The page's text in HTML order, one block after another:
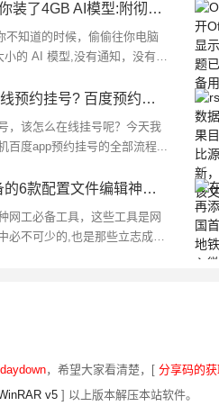
Chrome偷偷给你装了4GB AI模型:附彻底删除教程
不知道的时候，偷偷往你电脑
小的 AI 模型,没有通知，没有弹
百度app怎么在线预约挂号? 百度预约挂号就诊的图文教程
，该怎么在线挂号呢？今天我
百度app预约挂号的全部流程...
网络工程师必备的6款配置文件编辑神器:替代Notepad++!
网工必备工具，这些工具是网
必不可少的,也是那些立志成为
，希望大家看清楚，[ 分享码的
v5 ] 以上版本解压本站软件。